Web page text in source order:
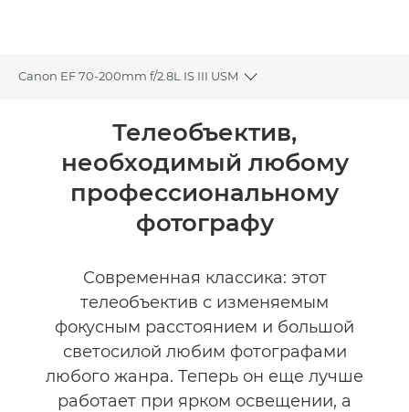
Canon EF 70-200mm f/2.8L IS III USM
Toggle breadcrumbs
Общая информация
Технические характеристики
Телеобъектив,
необходимый любому
профессиональному
фотографу
Современная классика: этот
телеобъектив с изменяемым
фокусным расстоянием и большой
светосилой любим фотографами
любого жанра. Теперь он еще лучше
работает при ярком освещении, а